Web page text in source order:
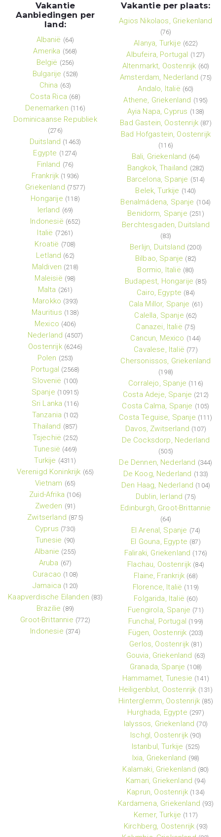
Vakantie
Aanbiedingen per
land:
Albanië (64)
Amerika (568)
België (256)
Bulgarije (528)
China (63)
Costa Rica (68)
Denemarken (116)
Dominicaanse Republiek
(276)
Duitsland (1463)
Egypte (1274)
Finland (76)
Frankrijk (1936)
Griekenland (7577)
Hongarije (118)
Ierland (69)
Indonesië (652)
Italië (7261)
Kroatië (708)
Letland (62)
Maldiven (218)
Maleisië (98)
Malta (261)
Marokko (393)
Mauritius (138)
Mexico (406)
Nederland (4507)
Oostenrijk (6246)
Polen (253)
Portugal (2568)
Slovenië (100)
Spanje (10915)
Sri Lanka (116)
Tanzania (102)
Thailand (857)
Tsjechië (252)
Tunesië (469)
Turkije (4311)
Verenigd Koninkrijk (65)
Vietnam (65)
Zuid-Afrika (106)
Zweden (91)
Zwitserland (875)
Cyprus (730)
Tunesie (90)
Albanie (255)
Aruba (67)
Curacao (108)
Jamaica (120)
Kaapverdische Eilanden (83)
Brazilie (89)
Groot-Brittannie (772)
Indonesie (374)
Vakantie per plaats:
Agios Nikolaos, Griekenland
(76)
Alanya, Turkije (622)
Albufeira, Portugal (127)
Altenmarkt, Oostenrijk (60)
Amsterdam, Nederland (75)
Andalo, Italië (60)
Athene, Griekenland (195)
Ayia Napa, Cyprus (138)
Bad Gastein, Oostenrijk (87)
Bad Hofgastein, Oostenrijk
(116)
Bali, Griekenland (64)
Bangkok, Thailand (282)
Barcelona, Spanje (514)
Belek, Turkije (140)
Benalmádena, Spanje (104)
Benidorm, Spanje (251)
Berchtesgaden, Duitsland
(83)
Berlijn, Duitsland (200)
Bilbao, Spanje (82)
Bormio, Italië (80)
Budapest, Hongarije (85)
Cairo, Egypte (84)
Cala Millor, Spanje (61)
Calella, Spanje (62)
Canazei, Italië (75)
Cancun, Mexico (144)
Cavalese, Italië (77)
Chersonissos, Griekenland
(198)
Corralejo, Spanje (116)
Costa Adeje, Spanje (212)
Costa Calma, Spanje (105)
Costa Teguise, Spanje (111)
Davos, Zwitserland (107)
De Cocksdorp, Nederland
(505)
De Dennen, Nederland (344)
De Koog, Nederland (133)
Den Haag, Nederland (104)
Dublin, Ierland (75)
Edinburgh, Groot-Brittannie
(64)
El Arenal, Spanje (74)
El Gouna, Egypte (87)
Faliraki, Griekenland (176)
Flachau, Oostenrijk (84)
Flaine, Frankrijk (68)
Florence, Italië (119)
Folgarida, Italië (60)
Fuengirola, Spanje (71)
Funchal, Portugal (199)
Fügen, Oostenrijk (203)
Gerlos, Oostenrijk (81)
Gouvia, Griekenland (63)
Granada, Spanje (108)
Hammamet, Tunesie (141)
Heiligenblut, Oostenrijk (131)
Hinterglemm, Oostenrijk (85)
Hurghada, Egypte (297)
Ialyssos, Griekenland (70)
Ischgl, Oostenrijk (90)
Istanbul, Turkije (525)
Ixia, Griekenland (98)
Kalamaki, Griekenland (80)
Kamari, Griekenland (94)
Kaprun, Oostenrijk (134)
Kardamena, Griekenland (93)
Kemer, Turkije (117)
Kirchberg, Oostenrijk (93)